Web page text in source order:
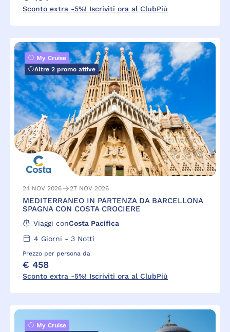
Sconto extra -5%! Iscriviti ora al ClubPiù
My Cruise
Altre 2 promo attive
24 NOV 2026 27 NOV 2026
MEDITERRANEO IN PARTENZA DA BARCELLONA
SPAGNA CON COSTA CROCIERE
Viaggi conCosta Pacifica
4 Giorni - 3Notti
Prezzo per persona da
€ 458
Sconto extra -5%! Iscriviti ora al ClubPiù
My Cruise